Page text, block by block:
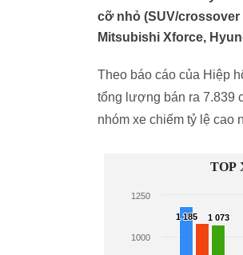
cỡ nhỏ (SUV/
Mitsubishi Xforce,
Theo báo cáo của Hiệp
tổng lượng bán ra 7.839
nhóm xe chiếm tỷ lệ cao